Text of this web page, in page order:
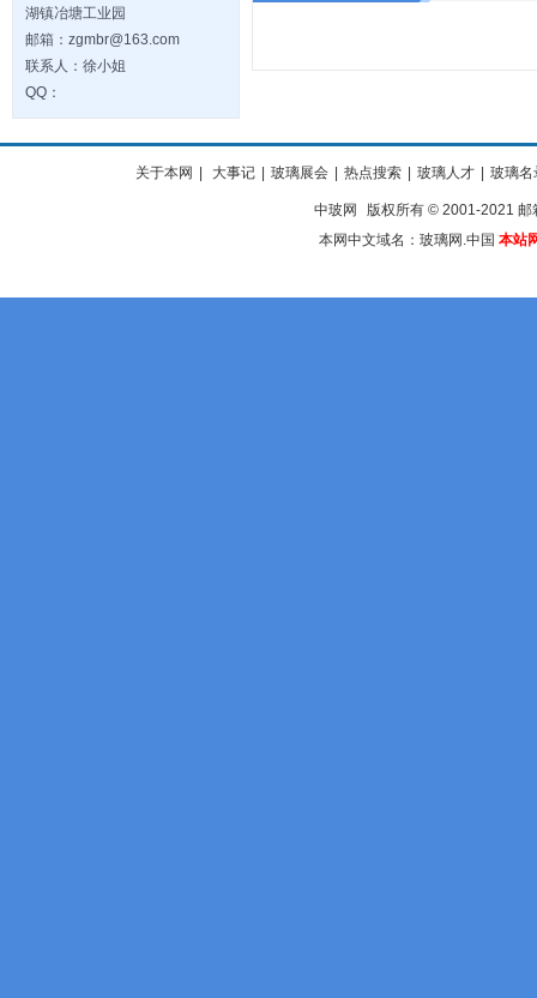
湖镇冶塘工业园
邮箱：zgmbr@163.com
联系人：徐小姐
QQ：
关于本网 大事记 玻璃展会 热点搜索 玻璃人才 玻璃名
中玻网
版权所有 © 2001-2021 邮
本网中文域名：玻璃网.中国 本站